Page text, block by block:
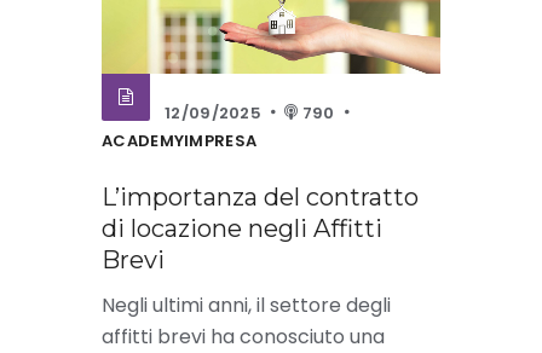
12/09/2025
790
ACADEMYIMPRESA
L’importanza del contratto
di locazione negli Affitti
Brevi
Negli ultimi anni, il settore degli
affitti brevi ha conosciuto una